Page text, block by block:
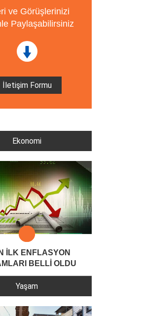
ve Görüşlerinizi
Paylaşabilirsiniz
İletişim Formu
Ekonomi
İLK ENFLASYON
BELLİ OLDU
Yaşam